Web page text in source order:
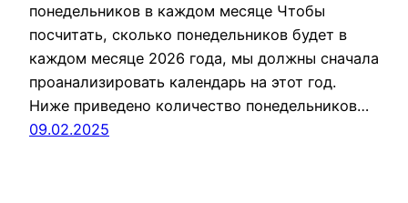
понедельников в каждом месяце Чтобы
посчитать, сколько понедельников будет в
каждом месяце 2026 года, мы должны сначала
проанализировать календарь на этот год.
Ниже приведено количество понедельников…
09.02.2025